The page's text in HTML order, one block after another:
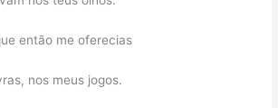
então me oferecias
nos meus jogos.